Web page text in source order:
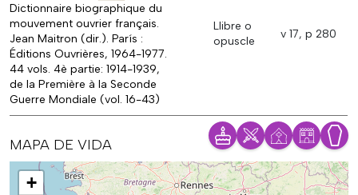
Dictionnaire biographique du
mouvement ouvrier français.
Jean Maitron (dir.). París :
Éditions Ouvrières, 1964-1977.
44 vols. 4è partie: 1914-1939,
de la Première à la Seconde
Guerre Mondiale (vol. 16-43)
Llibre o
opuscle
v 17, p 280
MAPA DE VIDA
Mapa
+